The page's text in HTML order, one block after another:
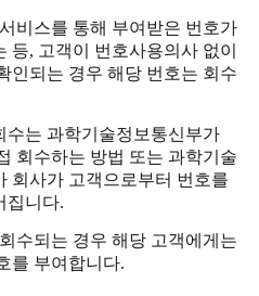
비스를 통해 부여받은 번호가
등, 고객이 번호사용의사 없이
인되는 경우 해당 번호는 회수
는 과학기술정보통신부가
회수하는 방법 또는 과학기술
회사가 고객으로부터 번호를
집니다.
수되는 경우 해당 고객에게는
를 부여합니다.